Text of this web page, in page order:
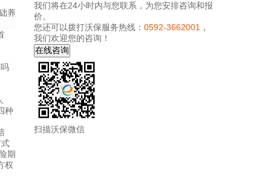
养
种
期
权
我们将在24小时内与您联系，为您安排咨询和报
价。
您还可以拨打沃保服务热线： 0592-3662001 ，
我们欢迎您的咨询！
扫描沃保微信